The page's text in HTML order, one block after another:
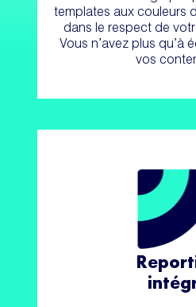
templates aux couleurs
dans le respect de
Vous n’avez plus qu’à
vos